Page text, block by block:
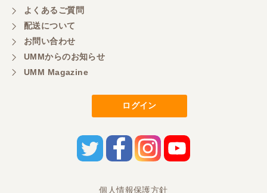
よくあるご質問
配送について
お問い合わせ
UMMからのお知らせ
UMM Magazine
ログイン
個人情報保護方針